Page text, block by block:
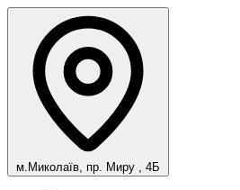
м.Миколаїв, пр. Миру , 4Б